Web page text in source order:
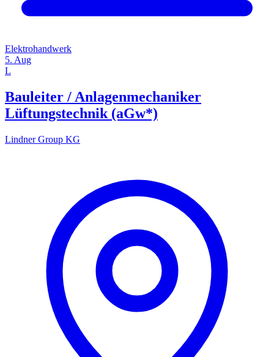
Elektrohandwerk
5. Aug
L
Bauleiter / Anlagenmechaniker
Lüftungstechnik (aGw*)
Lindner Group KG